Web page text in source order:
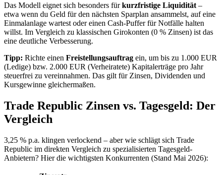
Das Modell eignet sich besonders fürkurzfristige Liquidität –
etwa wenn du Geld für den nächsten Sparplan ansammelst, auf eine
Einmalanlage wartest oder einen Cash-Puffer für Notfälle halten
willst. Im Vergleich zu klassischen Girokonten (0 % Zinsen) ist das
eine deutliche Verbesserung.
Tipp: Richte einen Freistellungsauftrag ein, um bis zu 1.000 EUR
(Ledige) bzw. 2.000 EUR (Verheiratete) Kapitalerträge pro Jahr
steuerfrei zu vereinnahmen. Das gilt für Zinsen, Dividenden und
Kursgewinne gleichermaßen.
Trade Republic Zinsen vs. Tagesgeld: Der
Vergleich
3,25 % p.a. klingen verlockend – aber wie schlägt sich Trade
Republic im direkten Vergleich zu spezialisierten Tagesgeld-
Anbietern? Hier die wichtigsten Konkurrenten (Stand Mai 2026):